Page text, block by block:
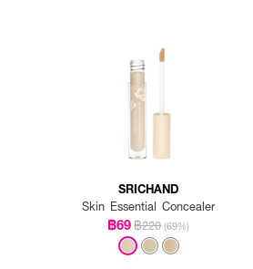
SRICHAND
Skin Essential Concealer
฿69฿220 (69%)